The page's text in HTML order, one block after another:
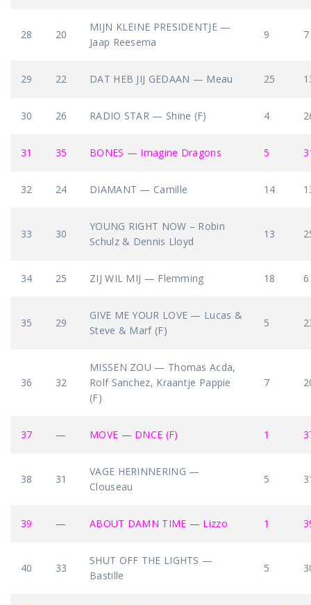
28 20
MIJN KLEINE PRESIDENTJE —
Jaap Reesema
9 7
29 22 DAT HEB JIJ GEDAAN — Meau 25
30 26 RADIO STAR — Shine (F) 4
31 35 BONES — Imagine Dragons 5
32 24 DIAMANT — Camille 14
33 30
YOUNG RIGHT NOW – Robin
Schulz & Dennis Lloyd
13
34 25 ZIJ WIL MIJ — Flemming 18 6
35 29
GIVE ME YOUR LOVE — Lucas &
Steve & Marf (F)
5
36 32
MISSEN ZOU — Thomas Acda,
Rolf Sanchez, Kraantje Pappie
(F)
7
37 — MOVE — DNCE (F) 1
38 31
VAGE HERINNERING —
Clouseau
5
39 — ABOUT DAMN TIME — Lizzo 1
40 33
SHUT OFF THE LIGHTS —
Bastille
5